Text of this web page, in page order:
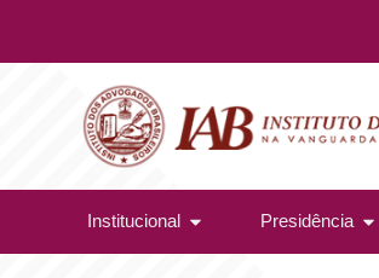
Institucional Presidência